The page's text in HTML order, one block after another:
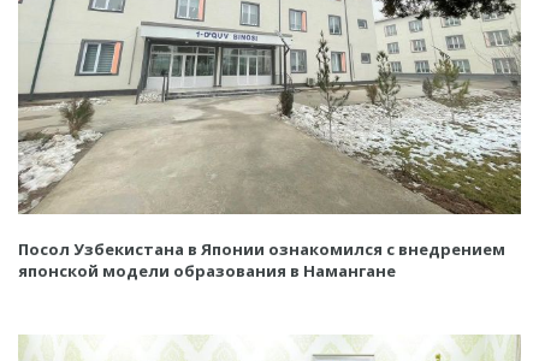
Посол Узбекистана в Японии ознакомился с внедрением
японской модели образования в Намангане